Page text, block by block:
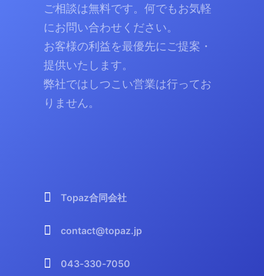
ご相談は無料です。何でもお気軽
にお問い合わせください。
お客様の利益を最優先にご提案・
提供いたします。
弊社ではしつこい営業は行ってお
りません。
Topaz合同会社
contact@topaz.jp
043-330-7050